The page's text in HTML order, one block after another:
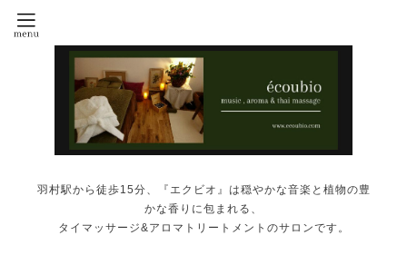
羽村駅から徒歩15分、『エクビオ』は穏やかな音楽と植物の豊
かな香りに包まれる、
タイマッサージ&アロマトリートメントのサロンです。